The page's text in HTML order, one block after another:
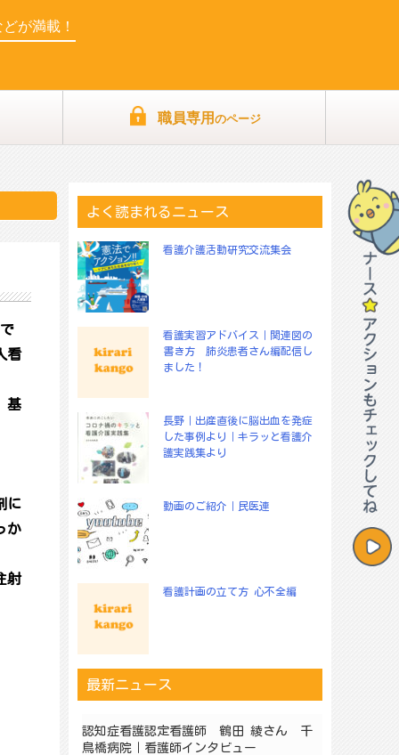
が満載！
職員専用 のページ
看
基
に
か
射
よく読まれるニュース
看護介護活動研究交流集会
看護実習アドバイス｜関連図の
書き方 肺炎患者さん編配信し
ました！
長野｜出産直後に脳出血を発症
した事例より｜キラッと看護介
護実践集より
動画のご紹介｜民医連
看護計画の立て方 心不全編
最新ニュース
認知症看護認定看護師 鶴田 綾さん 千
鳥橋病院｜看護師インタビュー